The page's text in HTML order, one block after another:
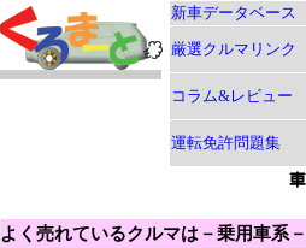
新車データベース
厳選クルマリンク
コラム&レビュー
運転免許問題集
よく売れているクルマは－乗用車系－